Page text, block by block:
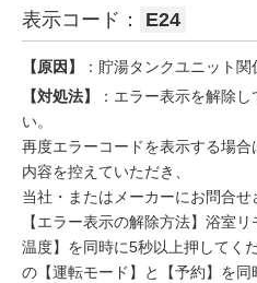
表示コード： E24
【原因】
：貯湯タンクユニット
【対処法】
：エラー表示を解除
い。
再度エラーコードを表示する場
内容を控えていただき、
当社・またはメーカーにお問合せ
【エラー表示の解除方法】浴室
温度】を同時に5秒以上押してく
の【運転モード】と【予約】を同